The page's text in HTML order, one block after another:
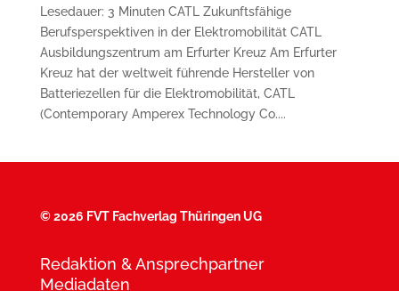
Lesedauer: 3 Minuten CATL Zukunftsfähige
Berufsperspektiven in der Elektromobilität CATL
Ausbildungszentrum am Erfurter Kreuz Am Erfurter
Kreuz hat der weltweit führende Hersteller von
Batteriezellen für die Elektromobilität, CATL
(Contemporary Amperex Technology Co....
©2026 FVT Fachverlag Thüringen UG
Redaktion & Ansprechpartner
Mediadaten